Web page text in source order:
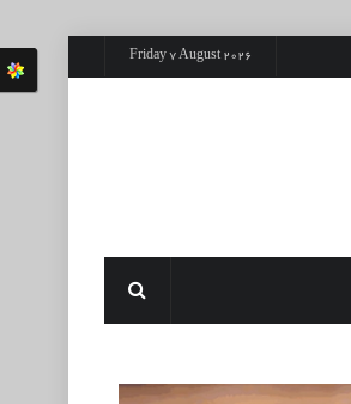
Friday 7 August 2026